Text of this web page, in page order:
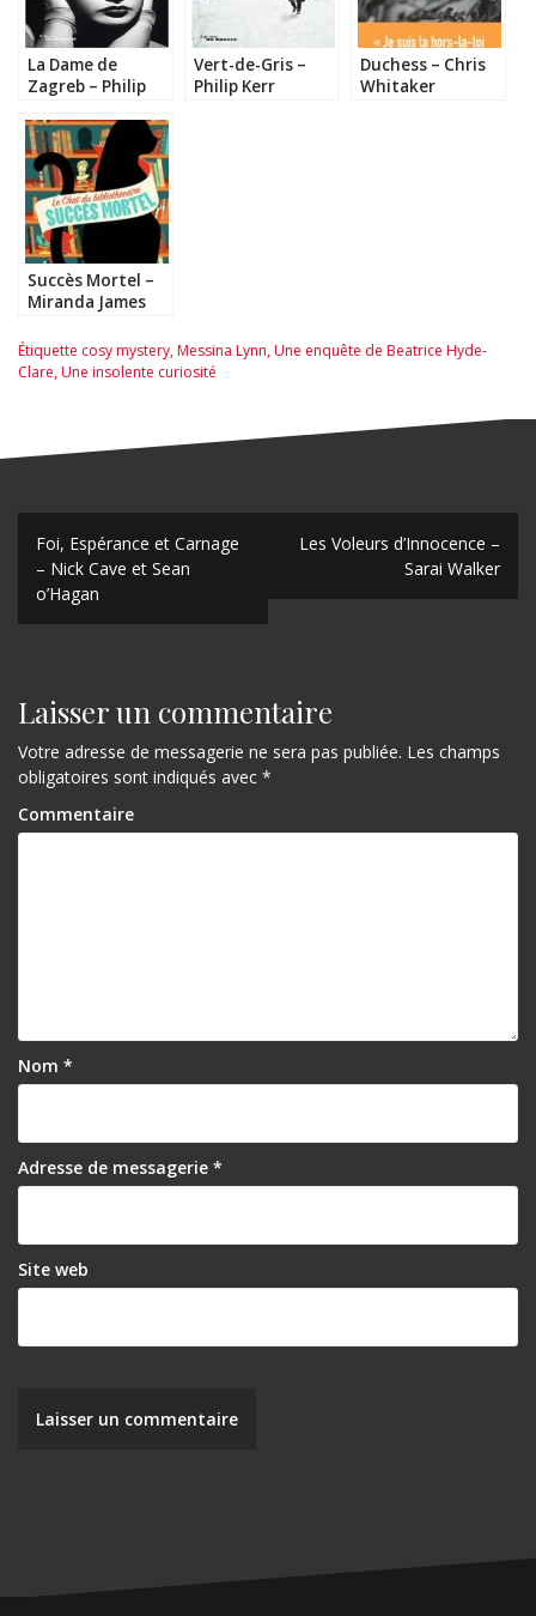
La Dame de
Zagreb – Philip
Vert-de-Gris –
Philip Kerr
Duchess – Chris
Whitaker
Succès Mortel –
Miranda James
Étiquette cosy mystery,Messina Lynn,Une enquête de Beatrice Hyde-
Clare,Une insolente curiosité
N
v
g
a
t
i
l
’
r
t
c
l
e
Foi, Espérance et Carnage
– Nick Cave et Sean
o’Hagan
Les Voleurs d’Innocence –
Sarai Walker
Laisser un commentaire
Votre adresse de messagerie ne sera pas publiée. Les champs
obligatoires sont indiqués avec *
Commentaire
Nom *
Adresse de messagerie *
Site web